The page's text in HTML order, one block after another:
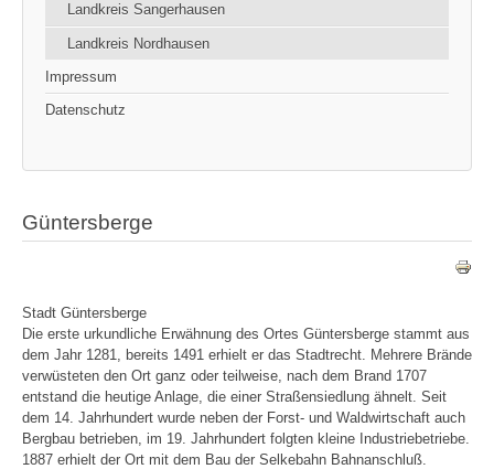
Landkreis Sangerhausen
Landkreis Nordhausen
Impressum
Datenschutz
Güntersberge
Stadt Güntersberge
Die erste urkundliche Erwähnung des Ortes Güntersberge stammt aus
dem Jahr 1281, bereits 1491 erhielt er das Stadtrecht. Mehrere Brände
verwüsteten den Ort ganz oder teilweise, nach dem Brand 1707
entstand die heutige Anlage, die einer Straßensiedlung ähnelt. Seit
dem 14. Jahrhundert wurde neben der Forst- und Waldwirtschaft auch
Bergbau betrieben, im 19. Jahrhundert folgten kleine Industriebetriebe.
1887 erhielt der Ort mit dem Bau der Selkebahn Bahnanschluß.